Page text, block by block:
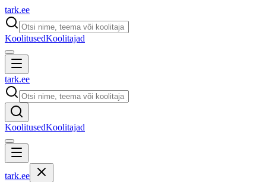
tark.ee
KoolitusedKoolitajad
tark.ee
KoolitusedKoolitajad
tark.ee